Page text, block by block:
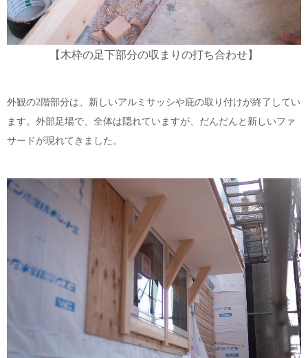
【木枠の足下部分の収まりの打ち合わせ】
外観の2階部分は、新しいアルミサッシや庇の取り付けが終了してい
ます。外部足場で、全体は隠れていますが、だんだんと新しいファ
サードが現れてきました。